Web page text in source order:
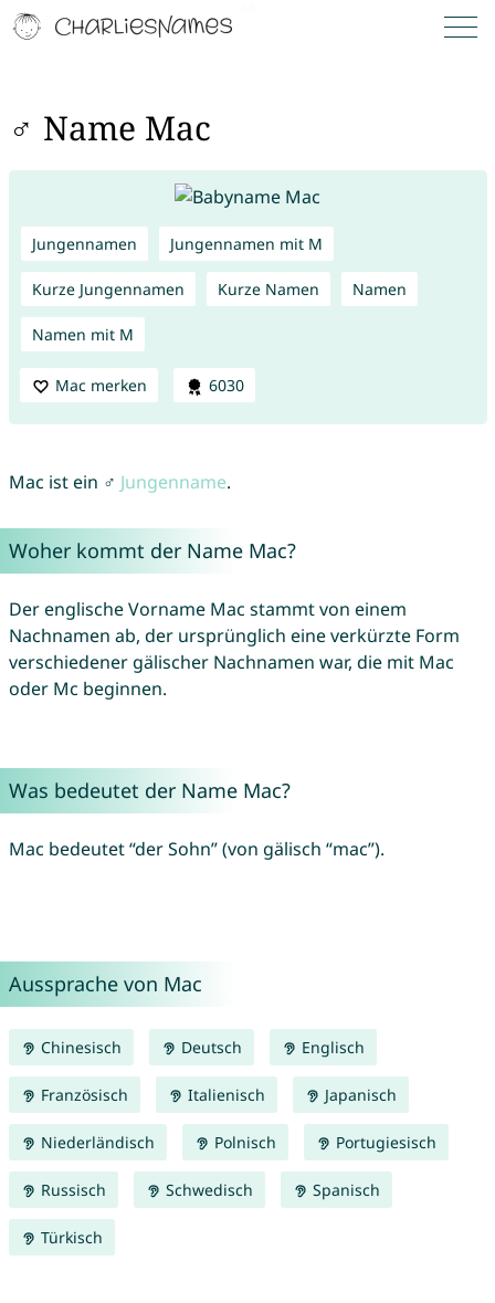
♂ Name Mac
Jungennamen Jungennamen mit M
Kurze Jungennamen Kurze Namen Namen
Namen mit M
Mac merken 6030
Mac ist ein ♂ Jungenname.
Woher kommt der Name Mac?
Der englische Vorname Mac stammt von einem
Nachnamen ab, der ursprünglich eine verkürzte Form
verschiedener gälischer Nachnamen war, die mit Mac
oder Mc beginnen.
Was bedeutet der Name Mac?
Mac bedeutet “der Sohn” (von gälisch “mac”).
Aussprache von Mac
Chinesisch Deutsch Englisch
Französisch Italienisch Japanisch
Niederländisch Polnisch Portugiesisch
Russisch Schwedisch Spanisch
Türkisch